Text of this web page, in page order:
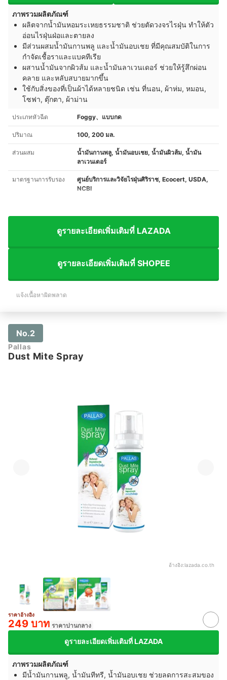
ภาพรวมผลิตภัณฑ์
ผลิตจากน้ำมันหอมระเหยธรรมชาติ ช่วยตัดวงจรไรฝุ่น ทำให้ตัว
อ่อนไรฝุ่นฝ่อและตายลง
มีส่วนผสมน้ำมันกานพลู และน้ำมันอบเชย ที่มีคุณสมบัติในการ
กำจัดเชื้อราและแบคทีเรีย
ผสานน้ำมันจากผิวส้ม และน้ำมันลาเวนเดอร์ ช่วยให้รู้สึกผ่อน
คลาย และหลับสบายมากขึ้น
ใช้กับสิ่งของที่เป็นผ้าได้หลายชนิด เช่น ที่นอน, ผ้าห่ม, หมอน,
โซฟา, ตุ๊กตา, ผ้าม่าน
ประเภทหัวฉีด Foggy、แบบกด
ปริมาณ 100, 200 มล.
ส่วนผสม
น้ำมันกานพลู, น้ำมันอบเชย, น้ำมันผิวส้ม, น้ำมัน
ลาเวนเดอร์
มาตรฐานการรับรอง
ศูนย์บริการและวิจัยไรฝุ่นศิริราช, Ecocert, USDA,
NCBI
ดูรายละเอียดเพิ่มเติมที่ LAZADA
ดูรายละเอียดเพิ่มเติมที่ SHOPEE
แจ้งเนื้อหาผิดพลาด
No.2
Pallas
Dust Mite Spray
อ้างอิง:lazada.co.th
ราคาอ้างอิง
249 บาท ราคาปานกลาง
ดูรายละเอียดเพิ่มเติมที่ LAZADA
ภาพรวมผลิตภัณฑ์
มีน้ำมันกานพลู, น้ำมันทีทรี, น้ำมันอบเชย ช่วยลดการสะสมของ